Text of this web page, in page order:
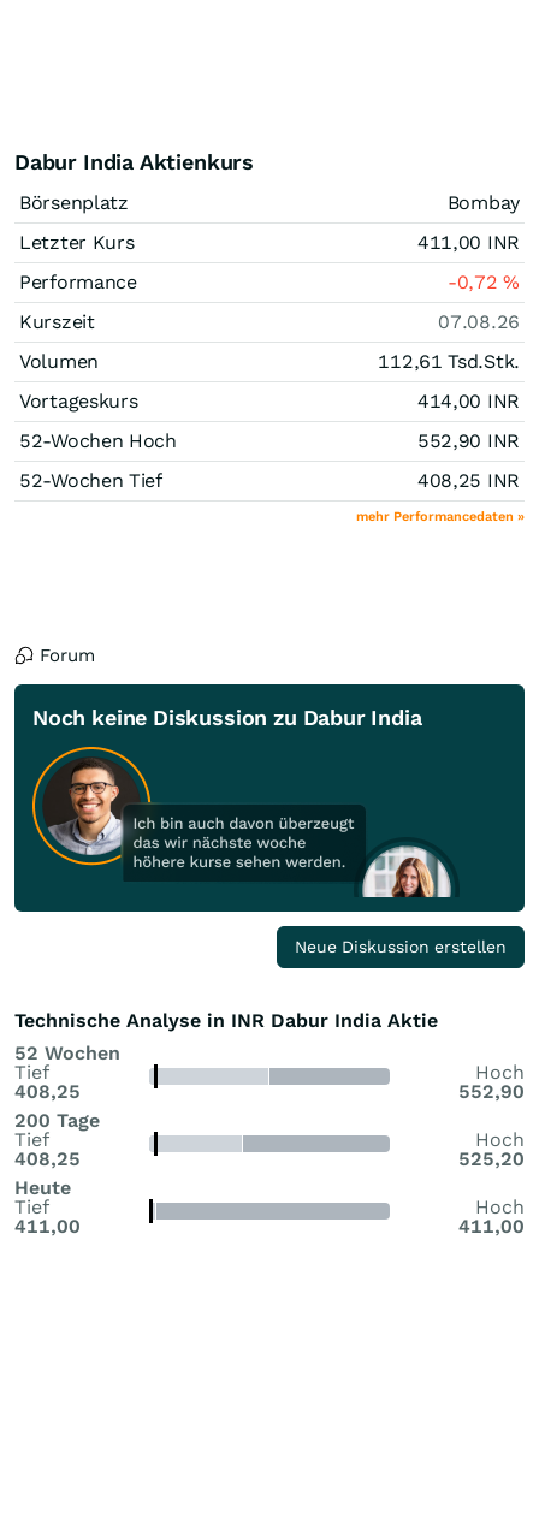
Dabur India Aktienkurs
Börsenplatz
Bombay
Letzter Kurs
411,00 INR
Performance
-0,72%
Kurszeit
07.08.26
Volumen
112,61 Tsd.Stk.
Vortageskurs
414,00 INR
52-Wochen Hoch
552,90 INR
52-Wochen Tief
408,25 INR
mehr Performancedaten »
Forum
Noch keine Diskussion zu Dabur India
Neue Diskussion erstellen
Technische Analyse in INR Dabur India Aktie
52 Wochen
Tief
408,25
Hoch
552,90
200 Tage
Tief
408,25
Hoch
525,20
Heute
Tief
411,00
Hoch
411,00